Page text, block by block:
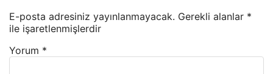
E-posta adresiniz yayınlanmayacak. Gerekli alanlar *
ile işaretlenmişlerdir
Yorum *